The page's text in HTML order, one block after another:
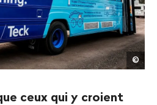
©Teck
ceux qui y croient